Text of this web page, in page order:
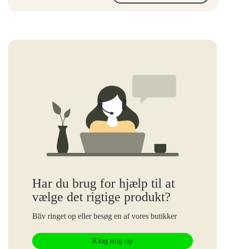
Har du brug for hjælp til at
vælge det rigtige produkt?
Bliv ringet op eller besøg en af vores butikker
Ring mig op